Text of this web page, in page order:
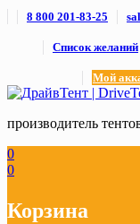
Skip8 800 201-83-25
Список желаний
Мой
производитель
0
0
Корзина